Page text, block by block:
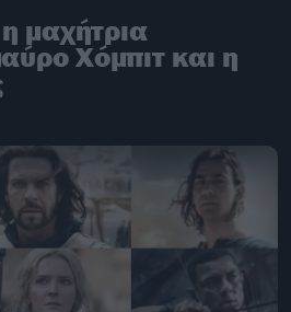
μαχήτρια
Xόμπιτ και η